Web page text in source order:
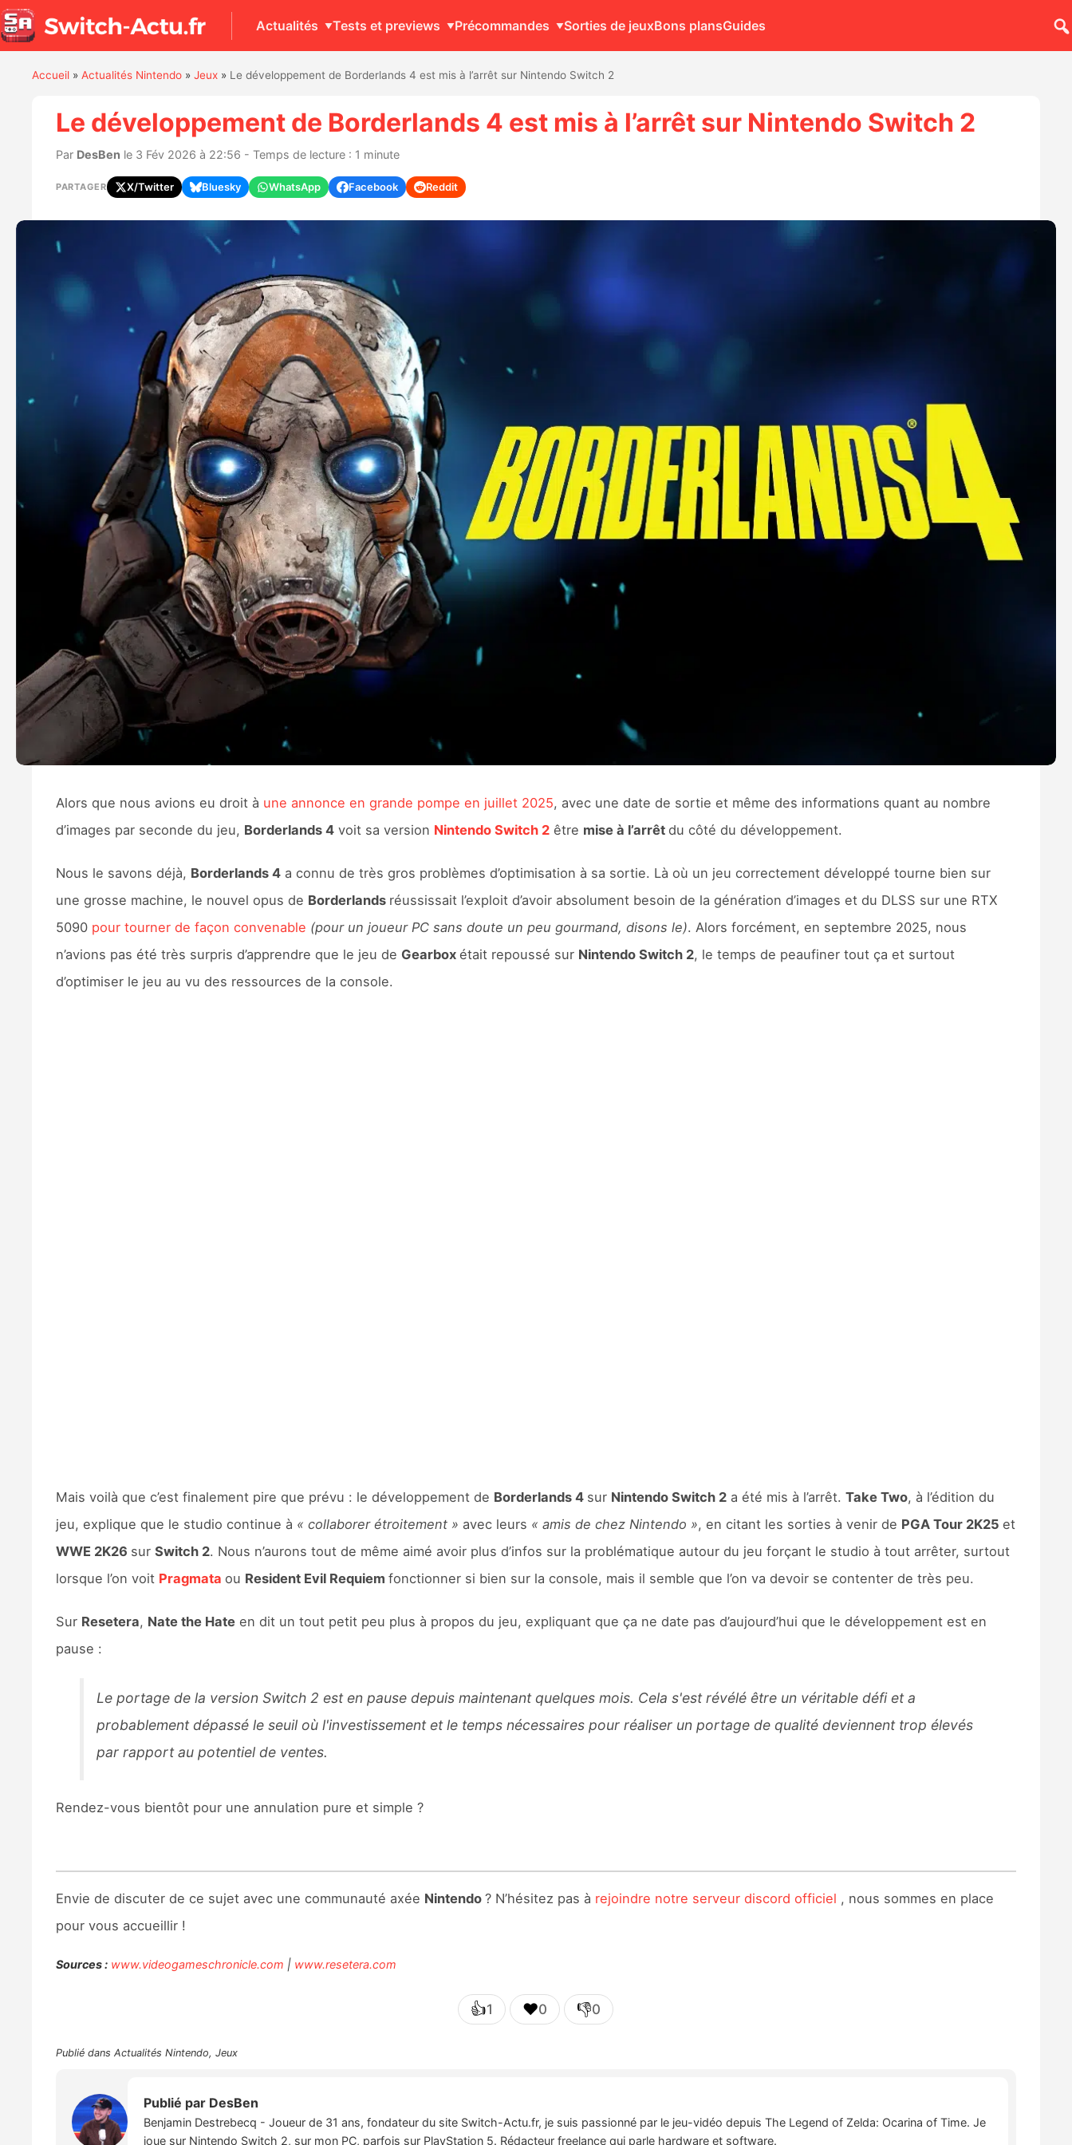
Actualités Tests et previews Précommandes Sorties de jeuxBons plansGuides
Accueil» Actualités Nintendo» Jeux» Le développement de Borderlands 4 est mis à l’arrêt sur Nintendo Switch 2
Le développement de Borderlands 4 est mis à l’arrêt sur Nintendo Switch 2
Par DesBen le 3 Fév 2026 à 22:56 - Temps de lecture : 1 minute
PARTAGER X/Twitter Bluesky WhatsApp Facebook Reddit
Alors que nous avions eu droit à une annonce en grande pompe en juillet 2025, avec une date de sortie et même des informations quant au nombre
d’images par seconde du jeu, Borderlands 4voit sa version Nintendo Switch 2être mise à l’arrêt du côté du développement.
Nous le savons déjà, Borderlands 4a connu de très gros problèmes d’optimisation à sa sortie. Là où un jeu correctement développé tourne bien sur
une grosse machine, le nouvel opus de Borderlands réussissait l’exploit d’avoir absolument besoin de la génération d’images et du DLSS sur une RTX
5090 pour tourner de façon convenable (pour un joueur PC sans doute un peu gourmand, disons le). Alors forcément, en septembre 2025, nous
n’avions pas été très surpris d’apprendre que le jeu de Gearbox était repoussé sur Nintendo Switch 2, le temps de peaufiner tout ça et surtout
d’optimiser le jeu au vu des ressources de la console.
Mais voilà que c’est finalement pire que prévu : le développement de Borderlands 4 sur Nintendo Switch 2a été mis à l’arrêt. Take Two, à l’édition du
jeu, explique que le studio continue à « collaborer étroitement » avec leurs « amis de chez Nintendo », en citant les sorties à venir de PGA Tour 2K25 et
WWE 2K26 sur Switch 2. Nous n’aurons tout de même aimé avoir plus d’infos sur la problématique autour du jeu forçant le studio à tout arrêter, surtout
lorsque l’on voit Pragmata ou Resident Evil Requiem fonctionner si bien sur la console, mais il semble que l’on va devoir se contenter de très peu.
Sur Resetera, Nate the Hateen dit un tout petit peu plus à propos du jeu, expliquant que ça ne date pas d’aujourd’hui que le développement est en
pause :
Le portage de la version Switch 2 est en pause depuis maintenant quelques mois. Cela s'est révélé être un véritable défi et a
probablement dépassé le seuil où l'investissement et le temps nécessaires pour réaliser un portage de qualité deviennent trop élevés
par rapport au potentiel de ventes.
Rendez-vous bientôt pour une annulation pure et simple ?
Envie de discuter de ce sujet avec une communauté axée Nintendo ? N’hésitez pas à rejoindre notre serveur discord officiel , nous sommes en place
pour vous accueillir !
Sources : www.videogameschronicle.com | www.resetera.com
👍1 ❤️0 👎0
Publié dans Actualités Nintendo, Jeux
Publié par DesBen
Benjamin Destrebecq - Joueur de 31 ans, fondateur du site Switch-Actu.fr, je suis passionné par le jeu-vidéo depuis The Legend of Zelda: Ocarina of Time. Je
joue sur Nintendo Switch 2, sur mon PC, parfois sur PlayStation 5. Rédacteur freelance qui parle hardware et software.